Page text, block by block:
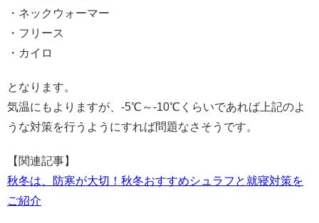
・ネックウォーマー
・フリース
・カイロ
となります。
気温にもよりますが、-5℃～-10℃くらいであれば上記のよ
うな対策を行うようにすれば問題なさそうです。
【関連記事】
秋冬は、防寒が大切！秋冬おすすめシュラフと就寝対策を
ご紹介